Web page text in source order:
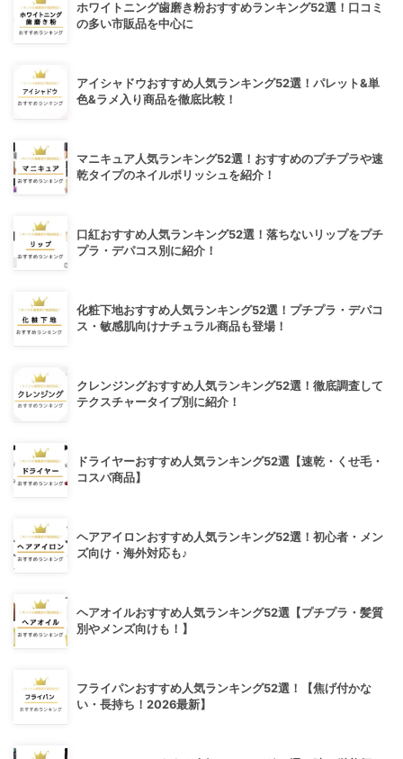
ホワイトニング歯磨き粉おすすめランキング52選！口コミ
の多い市販品を中心に
アイシャドウおすすめ人気ランキング52選！パレット&単
色&ラメ入り商品を徹底比較！
マニキュア人気ランキング52選！おすすめのプチプラや速
乾タイプのネイルポリッシュを紹介！
口紅おすすめ人気ランキング52選！落ちないリップをプチ
プラ・デパコス別に紹介！
化粧下地おすすめ人気ランキング52選！プチプラ・デパコ
ス・敏感肌向けナチュラル商品も登場！
クレンジングおすすめ人気ランキング52選！徹底調査して
テクスチャータイプ別に紹介！
ドライヤーおすすめ人気ランキング52選【速乾・くせ毛・
コスパ商品】
ヘアアイロンおすすめ人気ランキング52選！初心者・メン
ズ向け・海外対応も♪
ヘアオイルおすすめ人気ランキング52選【プチプラ・髪質
別やメンズ向けも！】
フライパンおすすめ人気ランキング52選！【焦げ付かな
い・長持ち！2026最新】